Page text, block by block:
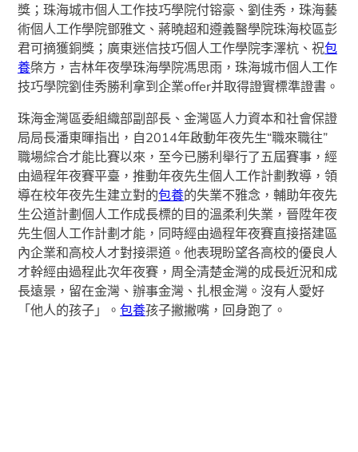
獎；珠海城市個人工作技巧學院付镕豪、劉佳秀，珠海藝
術個人工作學院鄧雅文、蔣曉超和遵義醫學院珠海校區彭
君可摘獲銅獎；廣東迷信技巧個人工作學院李澤杭、祝包
養棨方，吉林年夜學珠海學院馮思雨，珠海城市個人工作
技巧學院劉佳秀勝利拿到企業offer并取得證實標準證書。
珠海金灣區委組織部副部長、金灣區人力資本和社會保證
局局長潘東暉指出，自2014年啟動年夜先生“職來職往”
職場綜合才能比賽以來，至今已勝利舉行了五屆賽事，經
由過程年夜賽平臺，推動年夜先生個人工作計劃教導，領
導在校年夜先生建立對的包養的失業不雅念，輔助年夜先
生公道計劃個人工作成長標的目的溫柔利失業，晉陞年夜
先生個人工作計劃才能，同時經由過程年夜賽直接搭建區
內企業和高校人才對接渠道。他表現盼望各高校的優良人
才幹經由過程此次年夜賽，周全清楚金灣的成長近況和成
長遠景，留在金灣、辦事金灣、扎根金灣。沒有人愛好
「他人的孩子」。包養孩子撇撇嘴，回身跑了。